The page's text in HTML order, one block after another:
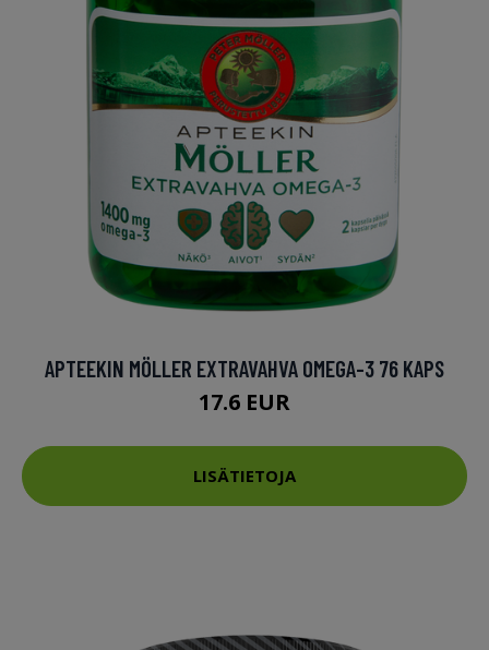
APTEEKIN MÖLLER EXTRAVAHVA OMEGA-3 76 KAPS
17.6 EUR
LISÄTIETOJA